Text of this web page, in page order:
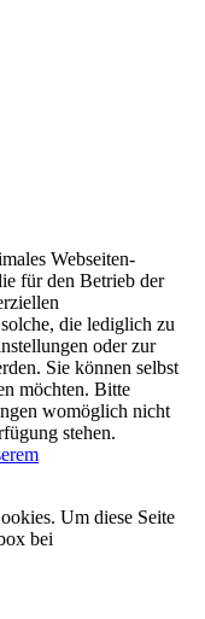
Webseiten-
für den Betrieb der
die lediglich zu
oder zur
Sie können selbst
möchten. Bitte
womöglich nicht
stehen.
Um diese Seite
bei